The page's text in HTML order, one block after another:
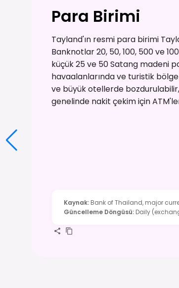
Para Birimi
Tayland'ın resmi para birimi
Banknotlar 20, 50, 100, 500 ve
küçük 25 ve 50 Satang madeni
havaalanlarında ve turistik
ve büyük otellerde
genelinde nakit çekim için
Kaynak: Bank of Thailand, major
Güncelleme Döngüsü: Daily